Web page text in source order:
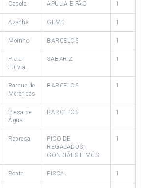
Capela APÚLIA E FÃO 1
Azenha GÊME 1
Moinho BARCELOS 1
Praia
Fluvial
SABARIZ 1
Parque de
Merendas
BARCELOS 1
Presa de
Água
BARCELOS 1
Represa
PICO DE
REGALADOS,
GONDIÃES E MÓS
1
Ponte FISCAL 1